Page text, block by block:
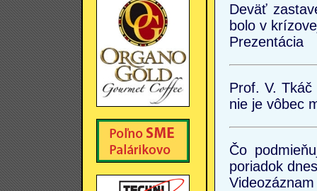
Deväť
bolo v
Prezentácia
Prof. V.
nie je vôbec
Čo
poriadok